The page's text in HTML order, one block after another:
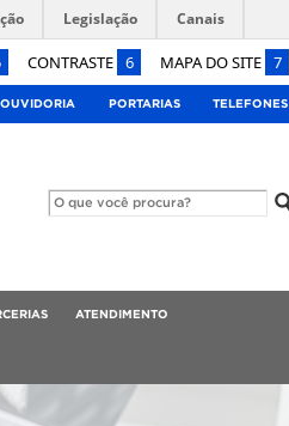
CONTRASTE 6 MAPA DO SITE 7
Legislação Canais
OUVIDORIA PORTARIAS TELEFONES
ATENDIMENTO